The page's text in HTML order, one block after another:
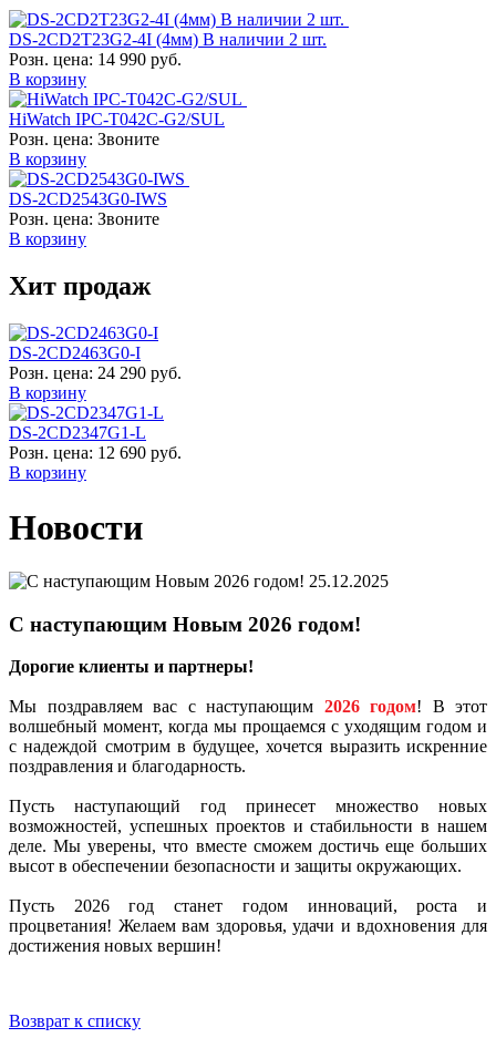
DS-2CD2T23G2-4I (4мм) В наличии 2 шт.
Розн. цена: 14 990 руб.
В корзину
HiWatch IPC-T042C-G2/SUL
Розн. цена: Звоните
В корзину
DS-2CD2543G0-IWS
Розн. цена: Звоните
В корзину
Хит продаж
DS-2CD2463G0-I
Розн. цена: 24 290 руб.
В корзину
DS-2CD2347G1-L
Розн. цена: 12 690 руб.
В корзину
Новости
25.12.2025
С наступающим Новым 2026 годом!
Дорогие клиенты и партнеры!
Мы поздравляем вас с наступающим 2026 годом! В этот
волшебный момент, когда мы прощаемся с уходящим годом и
с надеждой смотрим в будущее, хочется выразить искренние
поздравления и благодарность.
Пусть наступающий год принесет множество новых
возможностей, успешных проектов и стабильности в нашем
деле. Мы уверены, что вместе сможем достичь еще больших
высот в обеспечении безопасности и защиты окружающих.
Пусть 2026 год станет годом инноваций, роста и
процветания! Желаем вам здоровья, удачи и вдохновения для
достижения новых вершин!
Возврат к списку